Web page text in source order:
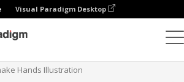
Visual Paradigm Desktop
Hands Illustration